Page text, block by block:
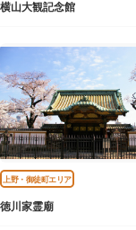
横山大観記念館
上野・御徒町エリア
徳川家霊廟